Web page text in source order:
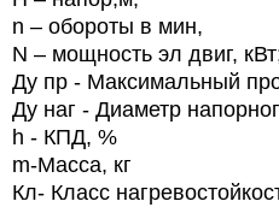
n – обороты в мин,
N – мощность эл двиг,
Ду пр - Максимальный
Ду наг - Диаметр
h - КПД, %
m-Масса, кг
Кл- Класс